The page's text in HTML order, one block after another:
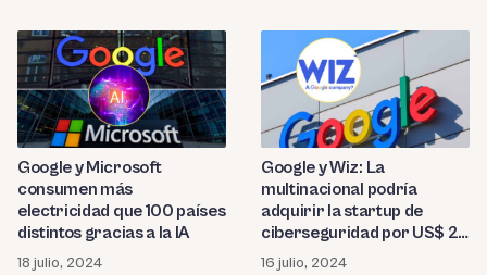
Google y Microsoft
consumen más
electricidad que 100 países
distintos gracias a la IA
18 julio, 2024
Google y Wiz: La
multinacional podría
adquirir la startup de
ciberseguridad por US$ 23
millones
16 julio, 2024